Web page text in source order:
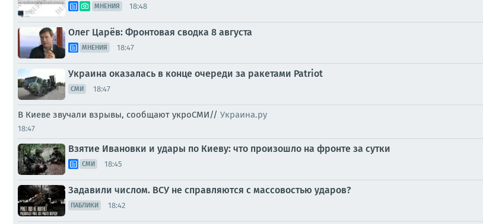
МНЕНИЯ 18:48
Олег Царёв: Фронтовая сводка 8 августа
МНЕНИЯ 18:47
Украина оказалась в конце очереди за ракетами Patriot
СМИ 18:47
В Киеве звучали взрывы, сообщают укроСМИ// Украина.ру
18:47
Взятие Ивановки и удары по Киеву: что произошло на фронте за сутки
СМИ 18:45
Задавили числом. ВСУ не справляются с массовостью ударов?
ПАБЛИКИ 18:42